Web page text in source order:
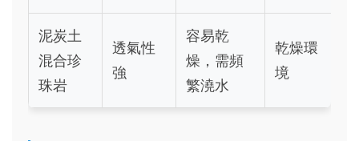
泥炭土
混合珍
珠岩
透氣性
強
容易乾
燥，需頻
繁澆水
乾燥環
境